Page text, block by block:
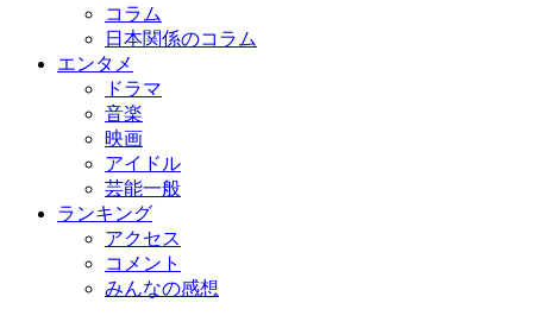
コラム
日本関係のコラム
エンタメ
ドラマ
音楽
映画
アイドル
芸能一般
ランキング
アクセス
コメント
みんなの感想